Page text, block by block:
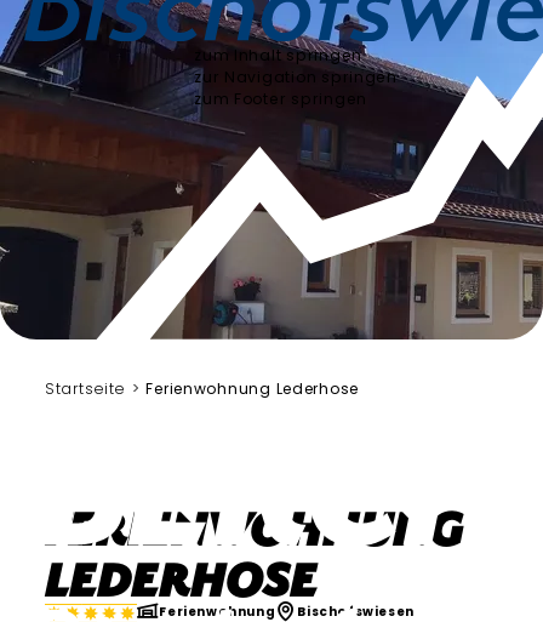
zum Inhalt springen
zur Navigation springen
zum Footer springen
Startseite Ferienwohnung Lederhose
Ferienwohnung
Lederhose
Ferienwohnung Bischofswiesen